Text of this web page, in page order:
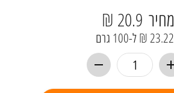
מחיר 20.9 ₪
23.22 ₪ ל-100 גרם